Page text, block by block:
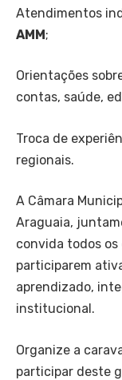
Atendimentos
AMM;
Orientações
contas, saúde,
Troca de
regionais.
A Câmara
Araguaia,
convida todos os
participarem
aprendizado,
institucional.
Organize a
participar deste